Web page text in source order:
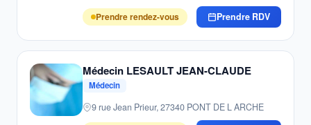
Prendre rendez-vous
Prendre RDV
Médecin LESAULT JEAN-CLAUDE
Médecin
9 rue Jean Prieur, 27340 PONT DE L ARCHE